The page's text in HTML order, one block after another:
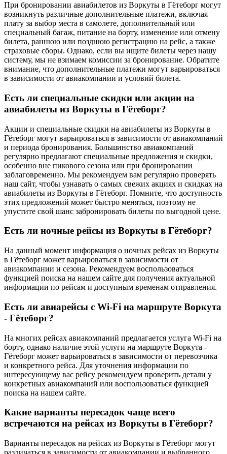
При бронировании авиабилетов из Воркуты в Гётеборг могут
возникнуть различные дополнительные платежи, включая
плату за выбор места в самолете, дополнительный или
специальный багаж, питание на борту, изменение или отмену
билета, раннюю или позднюю регистрацию на рейс, а также
страховые сборы. Однако, если вы ищите билеты через нашу
систему, мы не взимаем комиссии за бронирование. Обратите
внимание, что дополнительные платежи могут варьироваться
в зависимости от авиакомпании и условий билета.
Есть ли специальные скидки или акции на
авиабилеты из Воркуты в Гётеборг?
Акции и специальные скидки на авиабилеты из Воркуты в
Гётеборг могут варьироваться в зависимости от авиакомпаний
и периода бронирования. Большинство авиакомпаний
регулярно предлагают специальные предложения и скидки,
особенно вне пикового сезона или при бронировании
заблаговременно. Мы рекомендуем вам регулярно проверять
наш сайт, чтобы узнавать о самых свежих акциях и скидках на
авиабилеты из Воркуты в Гётеборг. Помните, что доступность
этих предложений может быстро меняться, поэтому не
упустите свой шанс забронировать билеты по выгодной цене.
Есть ли ночные рейсы из Воркуты в Гётеборг?
На данный момент информация о ночных рейсах из Воркуты
в Гётеборг может варьироваться в зависимости от
авиакомпании и сезона. Рекомендуем воспользоваться
функцией поиска на нашем сайте для получения актуальной
информации по рейсам и доступным временам отправления.
Есть ли авиарейсы с Wi-Fi на маршруте Воркута
- Гётеборг?
На многих рейсах авиакомпаний предлагается услуга Wi-Fi на
борту, однако наличие этой услуги на маршруте Воркута -
Гётеборг может варьироваться в зависимости от перевозчика
и конкретного рейса. Для уточнения информации по
интересующему вас рейсу рекомендуем проверить детали у
конкретных авиакомпаний или воспользоваться функцией
поиска на нашем сайте.
Какие варианты пересадок чаще всего
встречаются на рейсах из Воркуты в Гётеборг?
Варианты пересадок на рейсах из Воркуты в Гётеборг могут
различаться в зависимости от авиакомпании и выбранного